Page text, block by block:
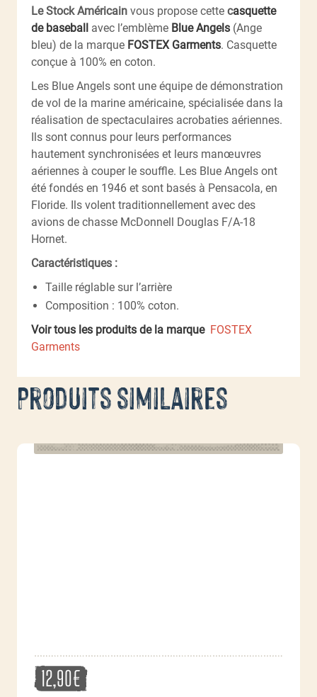
Le Stock Américain vous propose cette casquette
de baseball avec l’emblème Blue Angels (Ange
bleu) de la marque FOSTEX Garments. Casquette
conçue à 100% en coton.
Les Blue Angels sont une équipe de démonstration
de vol de la marine américaine, spécialisée dans la
réalisation de spectaculaires acrobaties aériennes.
Ils sont connus pour leurs performances
hautement synchronisées et leurs manœuvres
aériennes à couper le souffle. Les Blue Angels ont
été fondés en 1946 et sont basés à Pensacola, en
Floride. Ils volent traditionnellement avec des
avions de chasse McDonnell Douglas F/A-18
Hornet.
Caractéristiques :
Taille réglable sur l’arrière
Composition : 100% coton.
Voir tous les produits de la marque FOSTEX
Garments
Produits similaires
12,90€